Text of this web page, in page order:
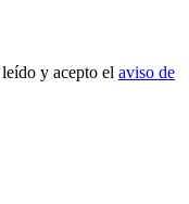
y acepto el aviso de